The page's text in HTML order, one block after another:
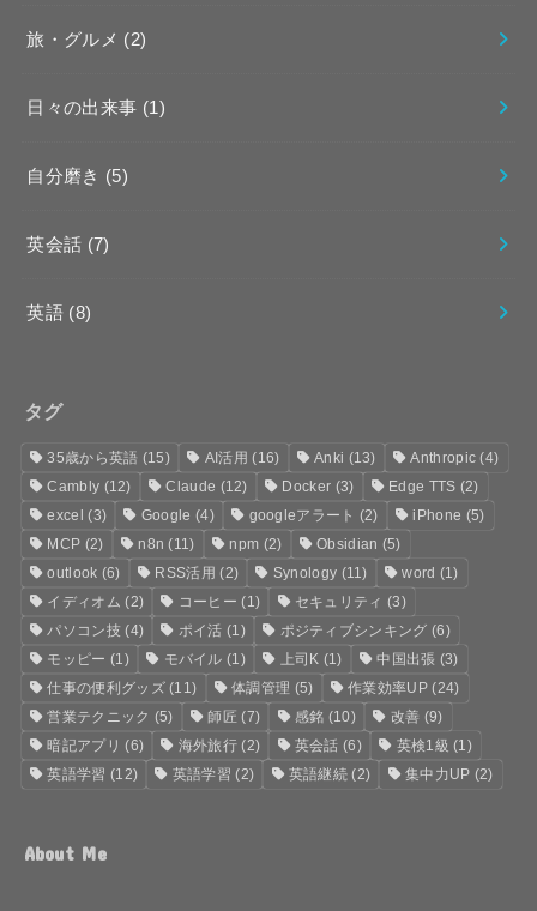
旅・グルメ (2)
日々の出来事 (1)
自分磨き (5)
英会話 (7)
英語 (8)
タグ
35歳から英語 (15) AI活用 (16) Anki (13) Anthropic (4)
Cambly (12) Claude (12) Docker (3) Edge TTS (2)
excel (3) Google (4) googleアラート (2) iPhone (5)
MCP (2) n8n (11) npm (2) Obsidian (5)
outlook (6) RSS活用 (2) Synology (11) word (1)
イディオム (2) コーヒー (1) セキュリティ (3)
パソコン技(4) ポイ活 (1) ポジティブシンキング (6)
モッピー (1) モバイル (1) 上司K (1) 中国出張 (3)
仕事の便利グッズ(11) 体調管理 (5) 作業効率UP(24)
営業テクニック (5) 師匠 (7) 感銘 (10) 改善 (9)
暗記アプリ (6) 海外旅行 (2) 英会話 (6) 英検1級 (1)
英語学習 (12) 英語学習 (2) 英語継続 (2) 集中力UP (2)
About Me